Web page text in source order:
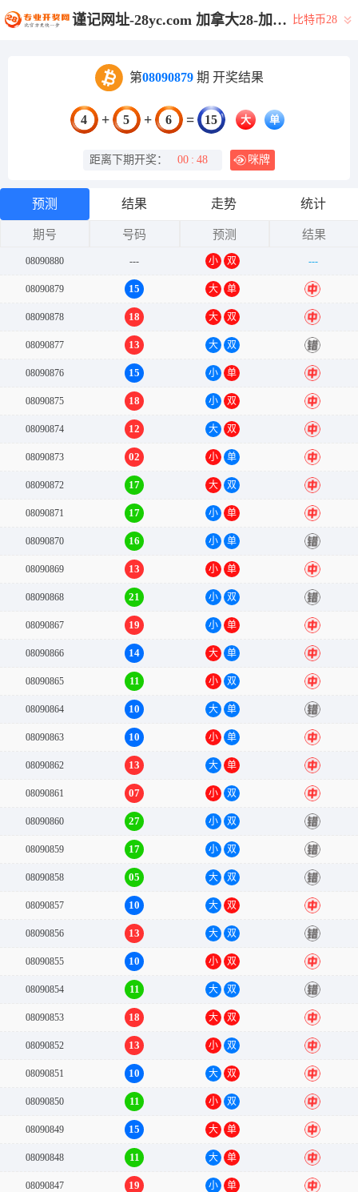
谨记网址-28yc.com 加拿大28-加拿大预测网|28在线预测咪牌查询|加拿大PC在线预测|加拿大PC结果查询_专注研究_加拿大PC预测_官方数据! 比特币28
第08090879期 开奖结果
4 + 5 + 6 = 15 大 单
距离下期开奖： 00 : 48 咪牌
预测 结果 走势 统计
期号 号码 预测 结果
08090880 --- 小 双 ---
08090879 15 大 单 中
08090878 18 大 双 中
08090877 13 大 双 错
08090876 15 小 单 中
08090875 18 小 双 中
08090874 12 大 双 中
08090873 02 小 单 中
08090872 17 大 双 中
08090871 17 小 单 中
08090870 16 小 单 错
08090869 13 小 单 中
08090868 21 小 双 错
08090867 19 小 单 中
08090866 14 大 单 中
08090865 11 小 双 中
08090864 10 大 单 错
08090863 10 小 单 中
08090862 13 大 单 中
08090861 07 小 双 中
08090860 27 小 双 错
08090859 17 小 双 错
08090858 05 大 双 错
08090857 10 大 双 中
08090856 13 大 双 错
08090855 10 小 双 中
08090854 11 大 双 错
08090853 18 大 双 中
08090852 13 小 双 中
08090851 10 大 双 中
08090850 11 小 双 中
08090849 15 大 单 中
08090848 11 大 单 中
08090847 19 小 单 中